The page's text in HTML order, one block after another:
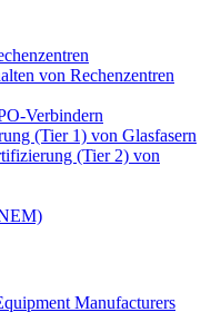
von Rechenzentren
Verbindern
(Tier 1) von Glasfasern
(Tier 2) von
Manufacturers